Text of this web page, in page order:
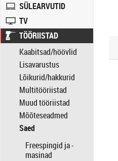
SÜLEARVUTID
TV
TÖÖRIISTAD
Kaabitsad/höövlid
Lisavarustus
Lõikurid/hakkurid
Multitööriistad
Muud tööriistad
Mõõteseadmed
Saed
Freespingid ja -
masinad